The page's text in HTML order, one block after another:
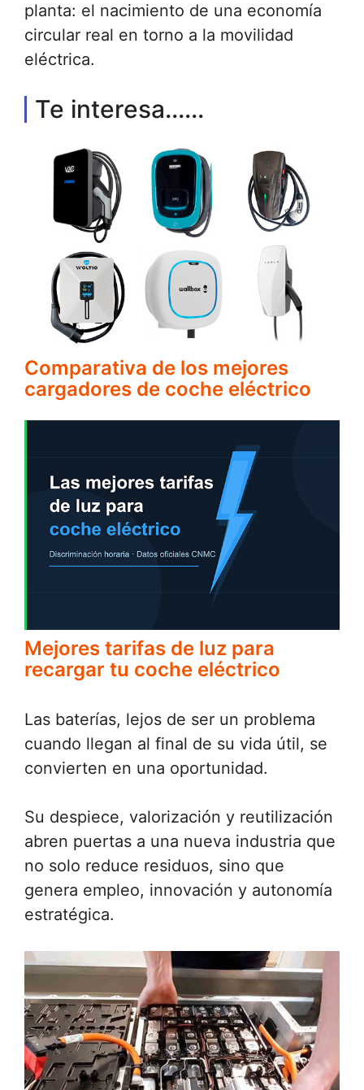
planta: el nacimiento de una economía
circular real en torno a la movilidad
eléctrica.
Te interesa......
Comparativa de los mejores
cargadores de coche eléctrico
Mejores tarifas de luz para
recargar tu coche eléctrico
Las baterías, lejos de ser un problema
cuando llegan al final de su vida útil, se
convierten en una oportunidad.
Su despiece, valorización y reutilización
abren puertas a una nueva industria que
no solo reduce residuos, sino que
genera empleo, innovación y autonomía
estratégica.